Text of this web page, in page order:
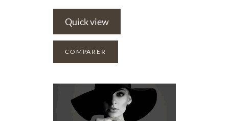
Quick view
COMPARER